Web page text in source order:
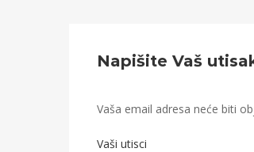
Napišite Vaš
Vaša email adresa neće biti
Vaši utisci